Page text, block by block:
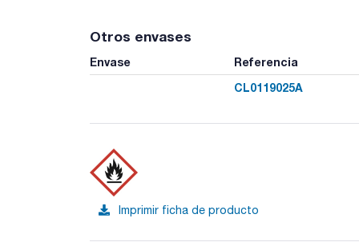
Otros envases
Envase
Referencia
CL0119025A
Imprimir ficha de producto